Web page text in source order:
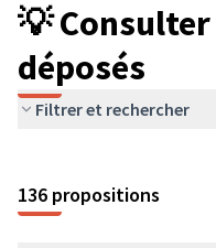
💡
déposés
Filtrer et rechercher
136 propositions